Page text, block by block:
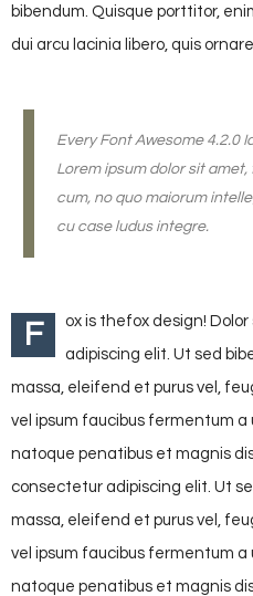
bibendum. Quisque porttitor,
dui arcu lacinia libero, quis
Every Font Awesome 4.2.0
Lorem ipsum dolor sit
cum, no quo maiorum
cu case ludus integre.
F
ox is thefox design!
adipiscing elit. Ut sed
massa, eleifend et purus vel,
vel ipsum faucibus fermentum a
natoque penatibus et magnis
consectetur adipiscing elit. Ut
massa, eleifend et purus vel,
vel ipsum faucibus fermentum a
natoque penatibus et magnis